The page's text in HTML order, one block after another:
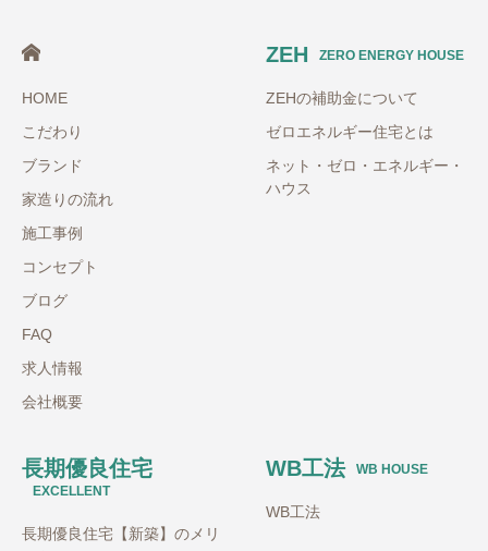
HOME
こだわり
ブランド
家造りの流れ
施工事例
コンセプト
ブログ
FAQ
求人情報
会社概要
ZEH ZERO ENERGY HOUSE
ZEHの補助金について
ゼロエネルギー住宅とは
ネット・ゼロ・エネルギー・
ハウス
長期優良住宅
EXCELLENT
長期優良住宅【新築】のメリ
WB工法 WB HOUSE
WB工法